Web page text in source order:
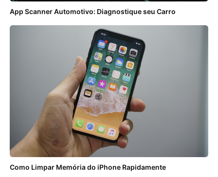
App Scanner Automotivo: Diagnostique seu Carro
Como Limpar Memória do iPhone Rapidamente